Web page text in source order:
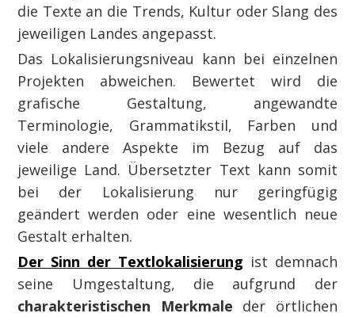
die Texte an die Trends, Kultur oder Slang des
jeweiligen Landes angepasst.
Das Lokalisierungsniveau kann bei einzelnen
Projekten abweichen. Bewertet wird die
grafische Gestaltung, angewandte
Terminologie, Grammatikstil, Farben und
viele andere Aspekte im Bezug auf das
jeweilige Land. Übersetzter Text kann somit
bei der Lokalisierung nur geringfügig
geändert werden oder eine wesentlich neue
Gestalt erhalten.
Der Sinn der Textlokalisierung ist demnach
seine Umgestaltung, die aufgrund der
charakteristischen Merkmale der örtlichen